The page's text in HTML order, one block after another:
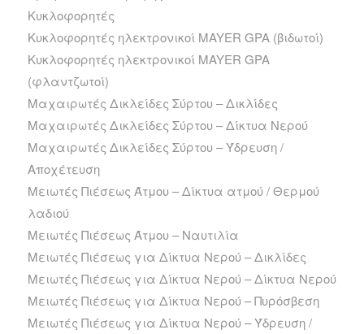
Κυκλοφορητές
Κυκλοφορητές ηλεκτρονικοί MAYER GPA (βιδωτοί)
Κυκλοφορητές ηλεκτρονικοί MAYER GPA
(φλαντζωτοί)
Μαχαιρωτές Δικλείδες Σύρτου – Δικλίδες
Μαχαιρωτές Δικλείδες Σύρτου – Δίκτυα Νερού
Μαχαιρωτές Δικλείδες Σύρτου – Ύδρευση /
Αποχέτευση
Μειωτές Πιέσεως Άτμου – Δίκτυα ατμού / Θερμού
λαδιού
Μειωτές Πιέσεως Άτμου – Ναυτιλία
Μειωτές Πιέσεως για Δίκτυα Νερού – Δικλίδες
Μειωτές Πιέσεως για Δίκτυα Νερού – Δίκτυα Νερού
Μειωτές Πιέσεως για Δίκτυα Νερού – Πυρόσβεση
Μειωτές Πιέσεως για Δίκτυα Νερού – Ύδρευση /